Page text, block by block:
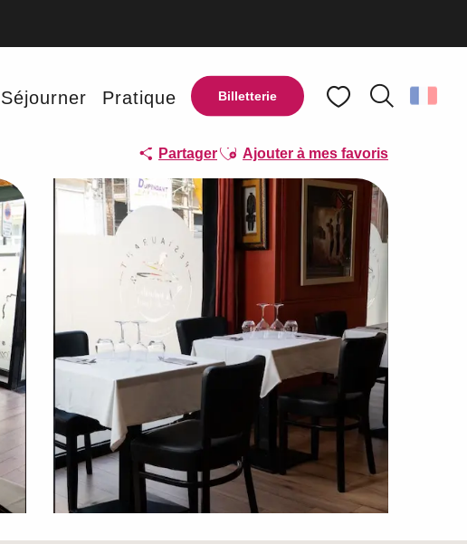
Billetterie
Séjourner Pratique
PartagerAjouter aux favoris
Ajouter à mes favoris